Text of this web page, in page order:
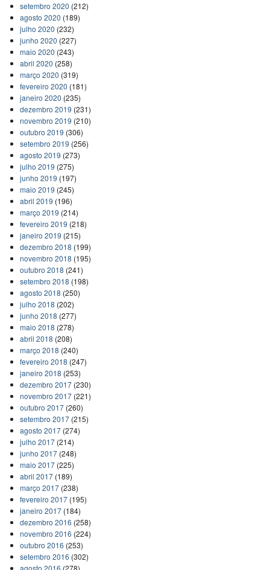
setembro 2020 (212)
agosto 2020 (189)
julho 2020 (232)
junho 2020 (227)
maio 2020 (243)
abril 2020 (258)
março 2020 (319)
fevereiro 2020 (181)
janeiro 2020 (235)
dezembro 2019 (231)
novembro 2019 (210)
outubro 2019 (306)
setembro 2019 (256)
agosto 2019 (273)
julho 2019 (275)
junho 2019 (197)
maio 2019 (245)
abril 2019 (196)
março 2019 (214)
fevereiro 2019 (218)
janeiro 2019 (215)
dezembro 2018 (199)
novembro 2018 (195)
outubro 2018 (241)
setembro 2018 (198)
agosto 2018 (250)
julho 2018 (202)
junho 2018 (277)
maio 2018 (278)
abril 2018 (208)
março 2018 (240)
fevereiro 2018 (247)
janeiro 2018 (253)
dezembro 2017(230)
novembro 2017(221)
outubro 2017(260)
setembro 2017(215)
agosto 2017(274)
julho 2017(214)
junho 2017(248)
maio 2017(225)
abril 2017(189)
março 2017(238)
fevereiro 2017(195)
janeiro 2017(184)
dezembro 2016 (258)
novembro 2016 (224)
outubro 2016 (253)
setembro 2016 (302)
agosto 2016 (278)